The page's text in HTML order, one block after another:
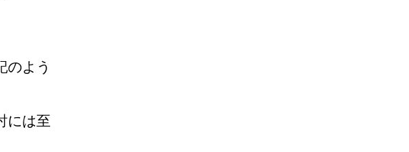
のよう
には至